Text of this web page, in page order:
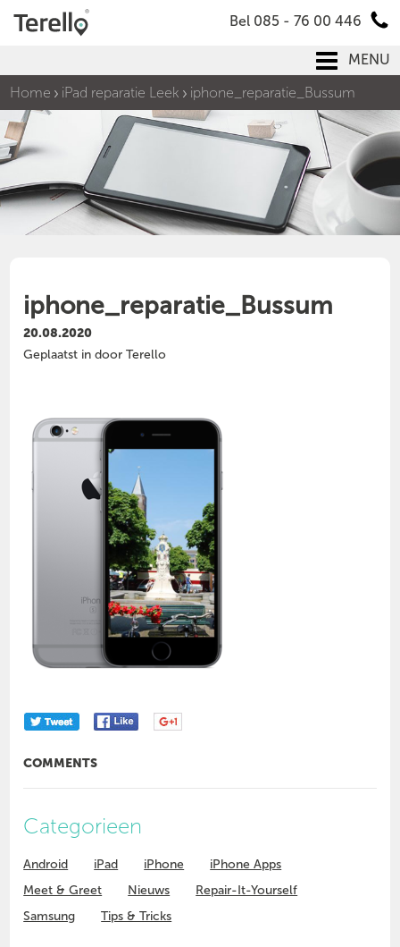
Bel 085 - 76 00 446
MENU
Home
iPad reparatie Leek iphone_reparatie_Bussum
iphone_reparatie_Bussum
20.08.2020
Geplaatst in door Terello
COMMENTS
Categorieen
Android iPad iPhone
iPhone Apps
Meet & Greet
Nieuws
Repair-It-Yourself
Samsung
Tips & Tricks